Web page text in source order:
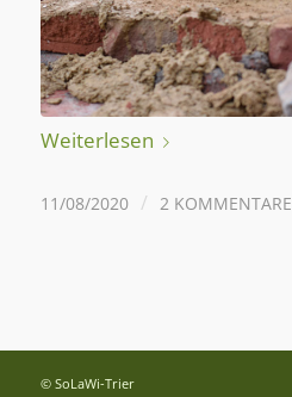
Weiterlesen
11/08/2020 / 2 KOMMENTARE
© SoLaWi-Trier